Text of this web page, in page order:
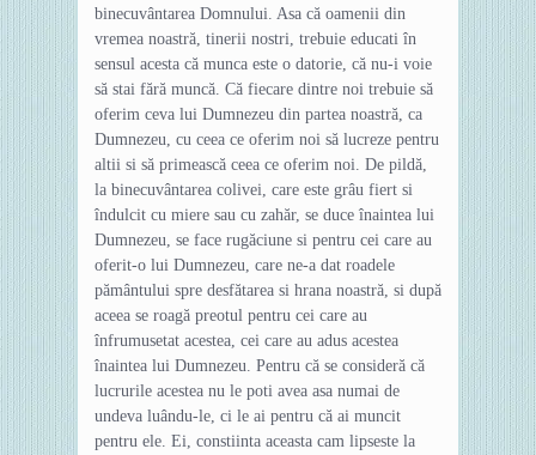
binecuvântarea Domnului. Asa că oamenii din
vremea noastră, tinerii nostri, trebuie educati în
sensul acesta că munca este o datorie, că nu-i voie
să stai fără muncă. Că fiecare dintre noi trebuie să
oferim ceva lui Dumnezeu din partea noastră, ca
Dumnezeu, cu ceea ce oferim noi să lucreze pentru
altii si să primească ceea ce oferim noi. De pildă,
la binecuvântarea colivei, care este grâu fiert si
îndulcit cu miere sau cu zahăr, se duce înaintea lui
Dumnezeu, se face rugăciune si pentru cei care au
oferit-o lui Dumnezeu, care ne-a dat roadele
pământului spre desfătarea si hrana noastră, si după
aceea se roagă preotul pentru cei care au
înfrumusetat acestea, cei care au adus acestea
înaintea lui Dumnezeu. Pentru că se consideră că
lucrurile acestea nu le poti avea asa numai de
undeva luându-le, ci le ai pentru că ai muncit
pentru ele. Ei, constiinta aceasta cam lipseste la